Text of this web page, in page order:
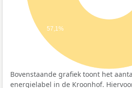
57,1%
Bovenstaande grafiek toont het
energielabel in de Kroonhof.